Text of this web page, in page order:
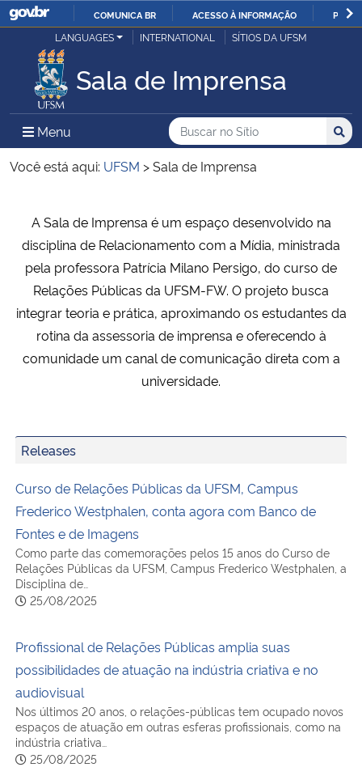
IR
O
COMUNICA BR ACESSO À INFORMAÇÃO
Ministério da Justiça e Segurança Pública
Ministério da Defesa
Ministério das Relações Exteriores
Ministério da Infraestrutura
Ministério da Agricultura, Pecuária e Abastecimento
Ministério da Educação
Ministério da Ciência, Tecnologia, Inovações e Comunicações
Ministério do Meio Ambiente
Ministério do Turismo
Controladoria-Geral da União
Ministério da Mulher, da Família e dos Direitos Humanos
Secretaria-Geral
LANGUAGES INTERNATIONAL SÍTIOS DA UFSM
Sala de Imprensa
Menu Menu Principal do Sítio
Busca
Buscar no no Sítio
Busca:
Você está aqui: UFSM >Sala de Imprensa
A Sala de Imprensa é um espaço desenvolvido na
disciplina de Relacionamento com a Mídia, ministrada
pela professora Patrícia Milano Persigo, do curso de
Relações Públicas da UFSM-FW. O projeto busca
integrar teoria e prática, aproximando os estudantes da
rotina da assessoria de imprensa e oferecendo à
comunidade um canal de comunicação direta com a
universidade.
Releases
Curso de Relações Públicas da UFSM, Campus
Frederico Westphalen, conta agora com Banco de
Fontes e de Imagens
Como parte das comemorações pelos 15 anos do Curso de
Relações Públicas da UFSM, Campus Frederico Westphalen, a
Disciplina de…
25/08/2025
Profissional de Relações Públicas amplia suas
possibilidades de atuação na indústria criativa e no
audiovisual
Nos últimos 20 anos, o relações-públicas tem ocupado novos
espaços de atuação em outras esferas profissionais, como na
indústria criativa…
25/08/2025